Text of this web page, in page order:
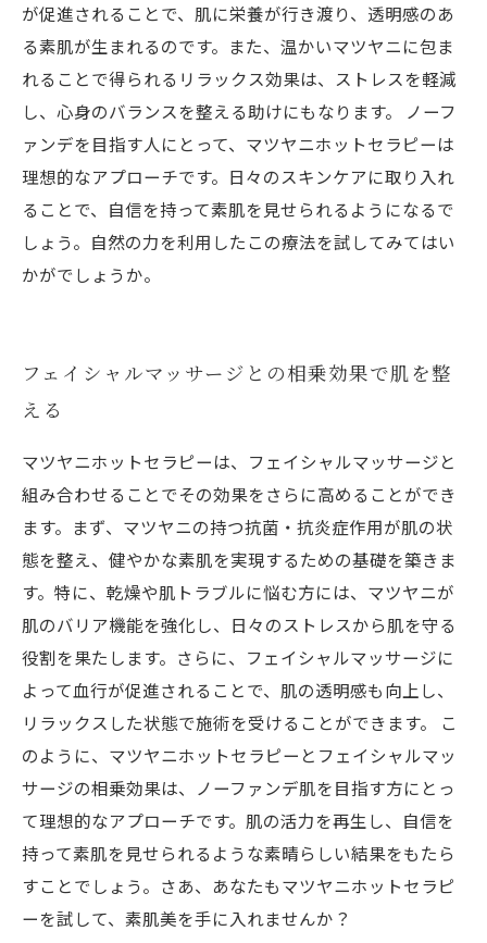
が促進されることで、肌に栄養が行き渡り、透明感のあ
る素肌が生まれるのです。また、温かいマツヤニに包ま
れることで得られるリラックス効果は、ストレスを軽減
し、心身のバランスを整える助けにもなります。 ノーフ
ァンデを目指す人にとって、マツヤニホットセラピーは
理想的なアプローチです。日々のスキンケアに取り入れ
ることで、自信を持って素肌を見せられるようになるで
しょう。自然の力を利用したこの療法を試してみてはい
かがでしょうか。
フェイシャルマッサージとの相乗効果で肌を整
える
マツヤニホットセラピーは、フェイシャルマッサージと
組み合わせることでその効果をさらに高めることができ
ます。まず、マツヤニの持つ抗菌・抗炎症作用が肌の状
態を整え、健やかな素肌を実現するための基礎を築きま
す。特に、乾燥や肌トラブルに悩む方には、マツヤニが
肌のバリア機能を強化し、日々のストレスから肌を守る
役割を果たします。さらに、フェイシャルマッサージに
よって血行が促進されることで、肌の透明感も向上し、
リラックスした状態で施術を受けることができます。 こ
のように、マツヤニホットセラピーとフェイシャルマッ
サージの相乗効果は、ノーファンデ肌を目指す方にとっ
て理想的なアプローチです。肌の活力を再生し、自信を
持って素肌を見せられるような素晴らしい結果をもたら
すことでしょう。さあ、あなたもマツヤニホットセラピ
ーを試して、素肌美を手に入れませんか？